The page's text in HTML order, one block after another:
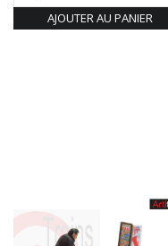
AJOUTER AU PANIER